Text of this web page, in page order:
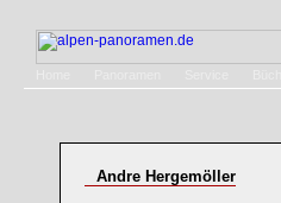
Andre Hergemöller